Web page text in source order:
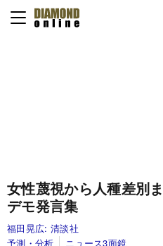
女性蔑視から人種差別
デモ発言集
福田晃広: 清談社
予測・分析
ニュース3面鏡